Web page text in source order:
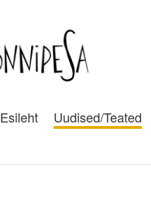
Esileht Uudised/Teated